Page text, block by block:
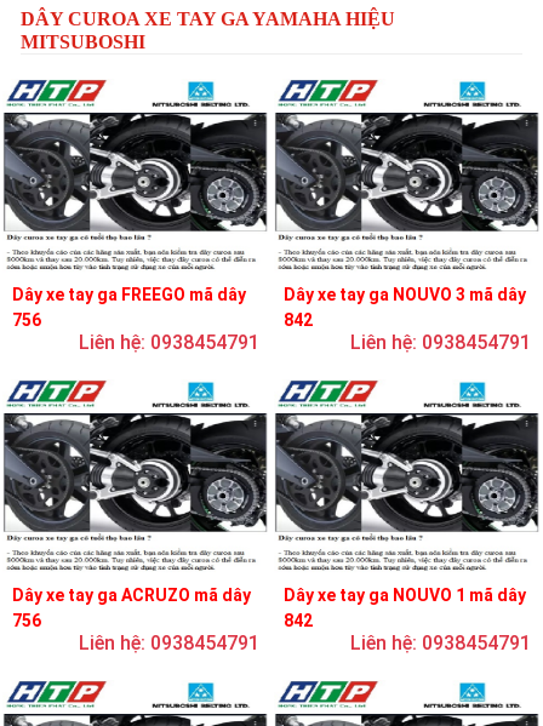
DÂY CUROA XE TAY GA YAMAHA HIỆU
MITSUBOSHI
Dây xe tay ga FREEGO mã dây
756
Liên hệ: 0938454791
Dây xe tay ga NOUVO 3 mã dây
842
Liên hệ: 0938454791
Dây xe tay ga ACRUZO mã dây
756
Liên hệ: 0938454791
Dây xe tay ga NOUVO 1 mã dây
842
Liên hệ: 0938454791